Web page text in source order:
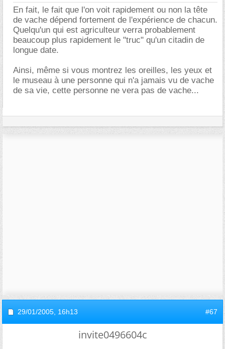
En fait, le fait que l'on voit rapidement ou non la tête
de vache dépend fortement de l'expérience de chacun.
Quelqu'un qui est agriculteur verra probablement
beaucoup plus rapidement le "truc" qu'un citadin de
longue date.
Ainsi, même si vous montrez les oreilles, les yeux et
le museau à une personne qui n'a jamais vu de vache
de sa vie, cette personne ne vera pas de vache...
29/01/2005, 16h13 #67
invite0496604c